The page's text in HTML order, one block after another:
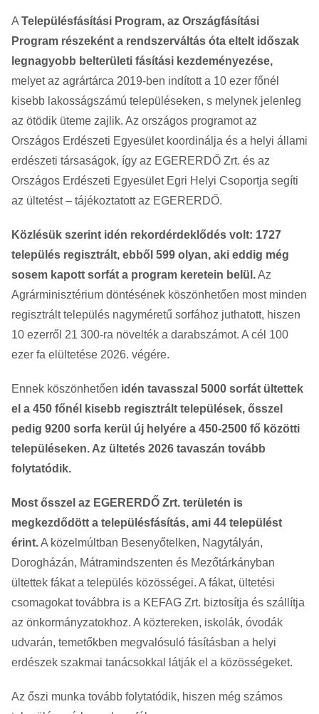
A Településfásítási Program, az Országfásítási
Program részeként a rendszerváltás óta eltelt időszak
legnagyobb belterületi fásítási kezdeményezése,
melyet az agrártárca 2019-ben indított a 10 ezer főnél
kisebb lakosságszámú településeken, s melynek jelenleg
az ötödik üteme zajlik. Az országos programot az
Országos Erdészeti Egyesület koordinálja és a helyi állami
erdészeti társaságok, így az EGERERDŐ Zrt. és az
Országos Erdészeti Egyesület Egri Helyi Csoportja segíti
az ültetést – tájékoztatott az EGERERDŐ.
Közlésük szerint idén rekordérdeklődés volt: 1727
település regisztrált, ebből 599 olyan, aki eddig még
sosem kapott sorfát a program keretein belül.Az
Agrárminisztérium döntésének köszönhetően most minden
regisztrált település nagyméretű sorfához juthatott, hiszen
10 ezerről 21 300-ra növelték a darabszámot. A cél 100
ezer fa elültetése 2026. végére.
Ennek köszönhetően idén tavasszal 5000 sorfát ültettek
el a 450 főnél kisebb regisztrált települések, ősszel
pedig 9200 sorfa kerül új helyére a 450-2500 fő közötti
településeken. Az ültetés 2026 tavaszán tovább
folytatódik.
Most ősszel az EGERERDŐ Zrt. területén is
megkezdődött a településfásítás, ami 44 települést
érint.A közelmúltban Besenyőtelken, Nagytályán,
Dorogházán, Mátramindszenten és Mezőtárkányban
ültettek fákat a település közösségei. A fákat, ültetési
csomagokat továbbra is a KEFAG Zrt. biztosítja és szállítja
az önkormányzatokhoz. A köztereken, iskolák, óvodák
udvarán, temetőkben megvalósuló fásításban a helyi
erdészek szakmai tanácsokkal látják el a közösségeket.
Az őszi munka tovább folytatódik, hiszen még számos